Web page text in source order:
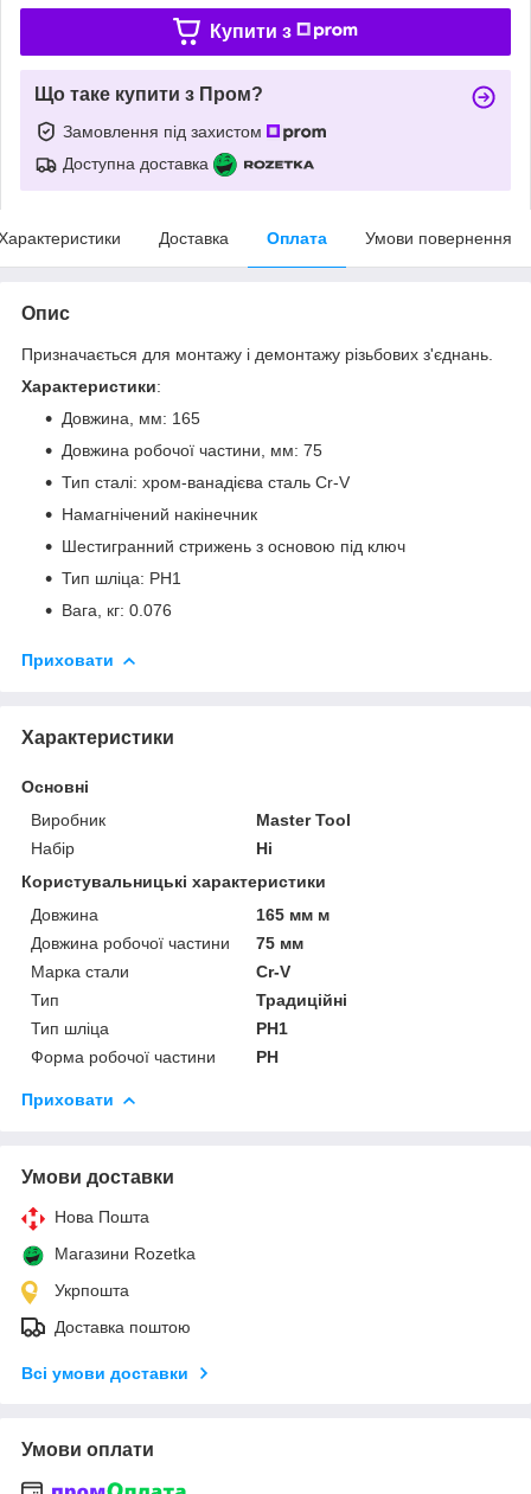
Купити з
Що таке купити з Пром?
Замовлення під захистом
Доступна доставка
Доставка Оплата Умови повернення
Опис
Призначається для монтажу і демонтажу різьбових з'єднань.
Характеристики:
Довжина, мм: 165
Довжина робочої частини, мм: 75
Тип сталі: хром-ванадієва сталь Cr-V
Намагнічений накінечник
Шестигранний стрижень з основою під ключ
Тип шліца: PH1
Вага, кг: 0.076
Приховати
Характеристики
Основні
Виробник
Master Tool
Набір
Ні
Користувальницькі характеристики
Довжина
165 мм м
Довжина робочої частини
75 мм
Марка стали
Cr-V
Тип
Традиційні
Тип шліца
PH1
Форма робочої частини
PH
Приховати
Умови доставки
Нова Пошта
Магазини Rozetka
Укрпошта
Доставка поштою
Всі умови доставки
Умови оплати